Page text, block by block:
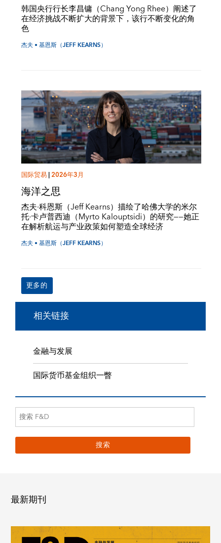
韩国央行行长李昌镛（Chang Yong Rhee）阐述了
在经济挑战不断扩大的背景下，该行不断变化的角
色
杰夫 • 基恩斯（JEFF KEARNS）
国际贸易|2026年3月
海洋之思
杰夫·科恩斯（Jeff Kearns）描绘了哈佛大学的米尔
托·卡卢普西迪（Myrto Kalouptsidi）的研究——她正
在解析航运与产业政策如何塑造全球经济
杰夫 • 基恩斯（JEFF KEARNS）
更多的
相关链接
金融与发展
国际货币基金组织一瞥
最新期刊